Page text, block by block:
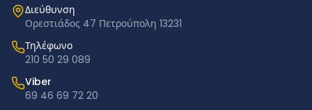
Διεύθυνση
Ορεστιάδος 47 Πετρούπολη 13231
Τηλέφωνο
210 50 29 089
Viber
69 46 69 72 20